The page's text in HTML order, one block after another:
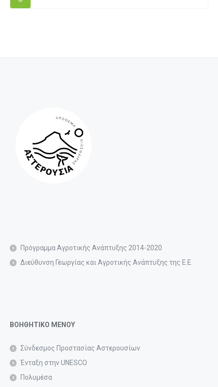
Πρόγραμμα Αγροτικής Ανάπτυξης 2014-2020
Διεύθυνση Γεωργίας και Αγροτικής Ανάπτυξης της Ε.Ε.
ΒΟΗΘΗΤΙΚΟ ΜΕΝΟΥ
Σύνδεσμος Προστασίας Αστερουσίων
Ένταξη στην UNESCO
Πολυμέσα